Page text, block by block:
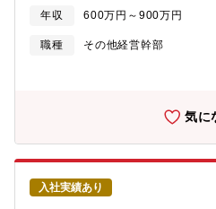
うえで、チームのパフォーマンス
を提案・実施■請求可能時間のデー
チームのパフォーマンス・就業管
プロジェクトの課題解決業務■ ク
年収 600万円～900万円
職種
その他経営幹部
気に
入社実績あり